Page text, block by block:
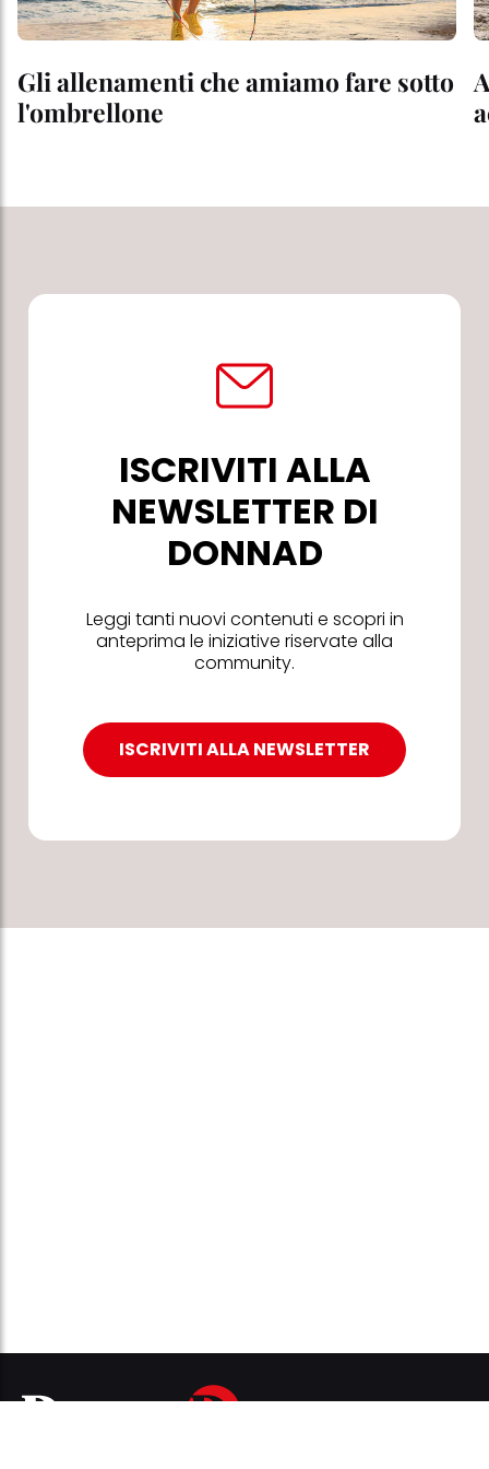
Gli allenamenti che amiamo fare sotto
l'ombrellone
ISCRIVITI ALLA
NEWSLETTER DI
DONNAD
Leggi tanti nuovi contenuti e scopri in
anteprima le iniziative riservate alla
community.
ISCRIVITI ALLA NEWSLETTER